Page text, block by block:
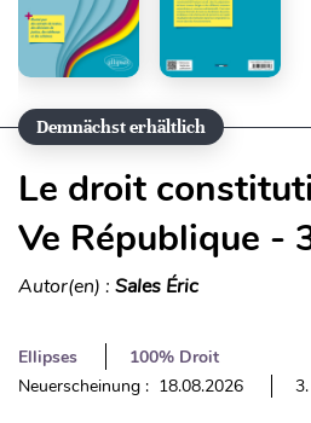
Demnächst erhältlich
Le droit
Ve République -
Autor(en) : Sales Éric
Ellipses
100% Droit
Neuerscheinung : 18.08.2026